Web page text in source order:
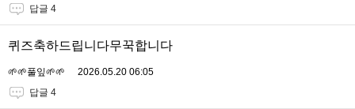
답글 4
퀴즈축하드립니다무꾹합니다
🌱🌱풀잎🌱🌱
2026.05.20 06:05
답글 4